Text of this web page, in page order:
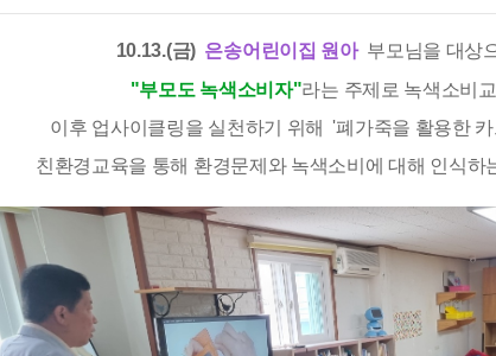
                          10.13.(금)
은송어린이집 원아 부모님을 대상
"부모도 녹색소비자"라는 주제로 녹색소비
이후 업사이클링을 실천하기 위해  '폐가죽을 활용한
친환경교육을 통해 환경문제와 녹색소비에 대해 인